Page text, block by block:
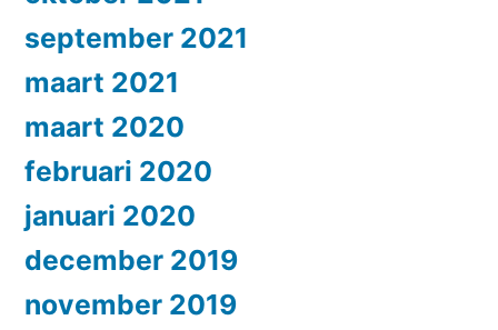
september 2021
maart 2021
maart 2020
februari 2020
januari 2020
december 2019
november 2019